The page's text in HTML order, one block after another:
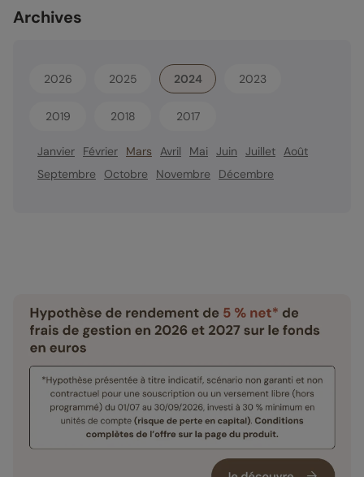
Archives
2026 2025 2024 2023
2019 2018 2017
Janvier Février Mars Avril Mai Juin Juillet Août
Septembre
Octobre Novembre Décembre